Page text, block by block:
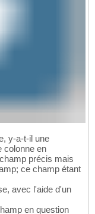
y-a-t-il une
colonne en
précis mais
ce champ étant
avec l'aide d'un
en question